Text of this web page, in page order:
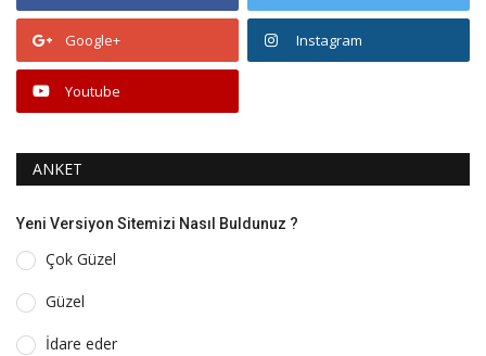
Google+ Instagram
Youtube
ANKET
Yeni Versiyon Sitemizi Nasıl Buldunuz ?
Çok Güzel
Güzel
İdare eder